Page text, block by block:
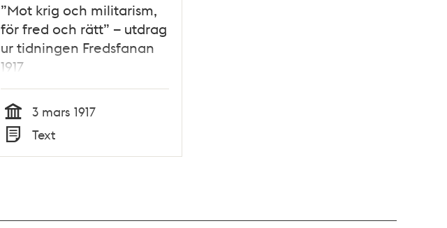
”Mot krig och militarism,
för fred och rätt” – utdrag
ur tidningen Fredsfanan
1917
Tid
3 mars 1917
Text